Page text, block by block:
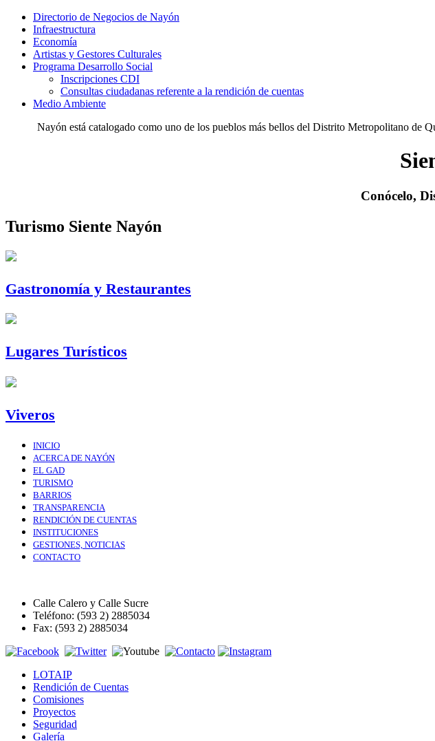
Directorio de Negocios de Nayón
Infraestructura
Economía
Artistas y Gestores Culturales
Programa Desarrollo Social
Inscripciones CDI
Consultas ciudadanas referente a la rendición de cuentas
Medio Ambiente
Nayón está catalogado como uno de los pueblos más bellos del Distrito Metropolitano de
Conócelo,
Turismo Siente Nayón
Gastronomía y Restaurantes
Lugares Turísticos
Viveros
INICIO
ACERCA DE NAYÓN
EL GAD
TURISMO
BARRIOS
TRANSPARENCIA
RENDICIÓN DE CUENTAS
INSTITUCIONES
GESTIONES, NOTICIAS
CONTACTO
Calle Calero y Calle Sucre
Teléfono: (593 2) 2885034
Fax: (593 2) 2885034
LOTAIP
Rendición de Cuentas
Comisiones
Proyectos
Seguridad
Galería